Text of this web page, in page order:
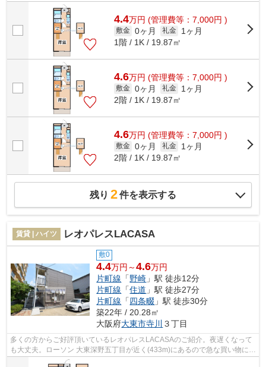
めませんか。敷地内ごみ置き場は、毎...
4.4万円 (管理費等：7,000円 )
敷金 0ヶ月 礼金
1ヶ月
1階 / 1K / 19.87㎡
4.6万円 (管理費等：7,000円 )
敷金 0ヶ月 礼金
1ヶ月
2階 / 1K / 19.87㎡
4.6万円 (管理費等：7,000円 )
敷金 0ヶ月 礼金
1ヶ月
2階 / 1K / 19.87㎡
残り 2件を表示する
賃貸 | ハイツ レオパレスLACASA
敷0
4.4万円～4.6万円
片町線 「野崎 」駅 徒歩12分
片町線 「住道 」駅 徒歩27分
片町線 「四条畷 」駅 徒歩30分
築22年 / 20.28㎡
大阪府大東市寺川 ３丁目
多くの方からご好評頂いているレオパレスLACASAのご紹介。夜遅くなって
も大丈夫。ローソン 大東深野五丁目が近く(433m)にあるので急な買い物に困
りにくい立地です。歩いて12分ほどで、...